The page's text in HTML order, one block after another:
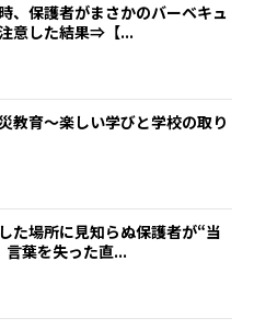
、保護者がまさかのバーベキュ
意した結果⇒【...
教育～楽しい学びと学校の取り
た場所に見知らぬ保護者が“当
葉を失った直...